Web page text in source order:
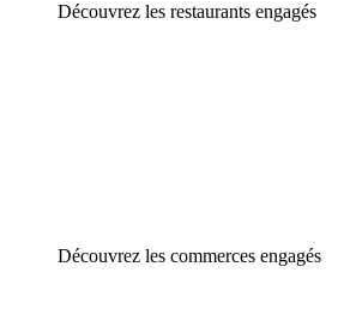
Découvrez les restaurants engagés
Découvrez les commerces engagés